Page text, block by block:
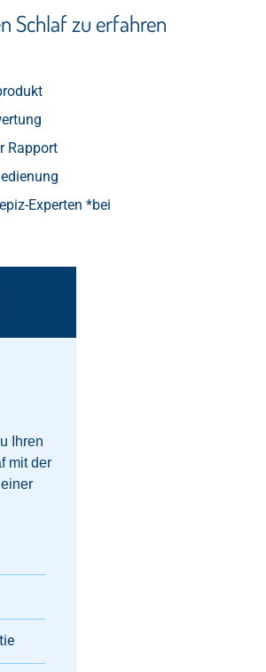
Schlaf zu erfahren
Rapport
Experten *bei
Ihren
mit der